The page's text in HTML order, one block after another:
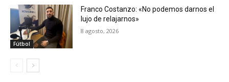
Fútbol
Franco Costanzo: «No podemos darnos el
lujo de relajarnos»
8 agosto, 2026